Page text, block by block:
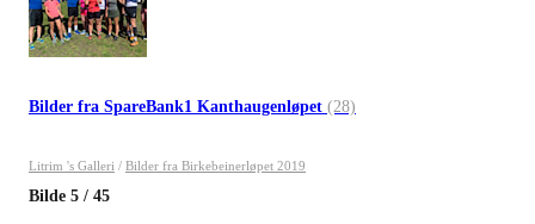
Bilder fra SpareBank1 Kanthaugenløpet (28)
Litrim 's Galleri / Bilder fra Birkebeinerløpet 2019
Bilde 5 / 45